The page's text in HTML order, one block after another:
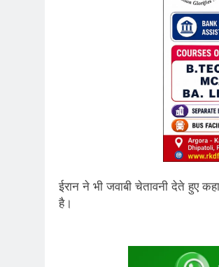
ईरान ने भी जवाबी चेतावनी देते हुए
है।